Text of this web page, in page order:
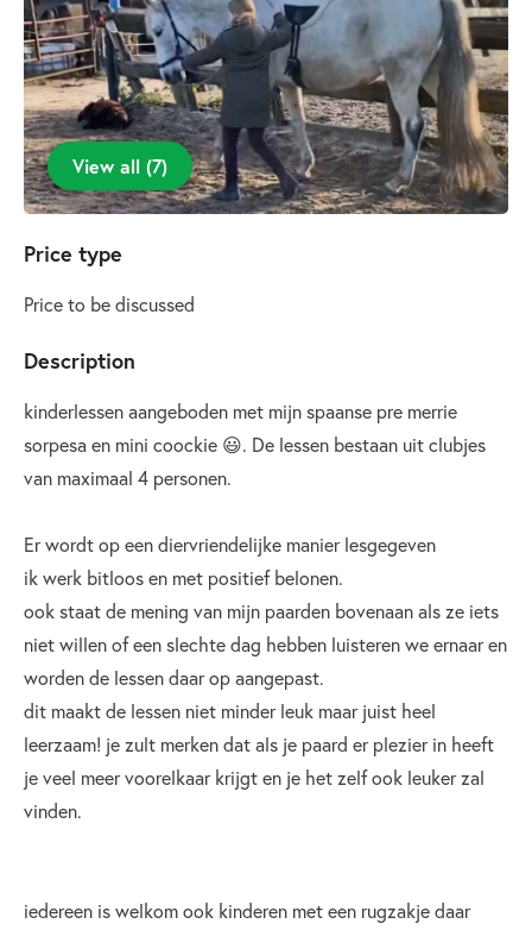
View all (7)
Price type
Price to be discussed
Description
kinderlessen aangeboden met mijn spaanse pre merrie
sorpesa en mini coockie 😃. De lessen bestaan uit clubjes
van maximaal 4 personen.
Er wordt op een diervriendelijke manier lesgegeven
ik werk bitloos en met positief belonen.
ook staat de mening van mijn paarden bovenaan als ze iets
niet willen of een slechte dag hebben luisteren we ernaar en
worden de lessen daar op aangepast.
dit maakt de lessen niet minder leuk maar juist heel
leerzaam! je zult merken dat als je paard er plezier in heeft
je veel meer voorelkaar krijgt en je het zelf ook leuker zal
vinden.
iedereen is welkom ook kinderen met een rugzakje daar